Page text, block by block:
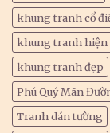
khung tranh cổ
khung tranh hiện
khung tranh đẹp
Phú Quý Mãn
Tranh dán tường